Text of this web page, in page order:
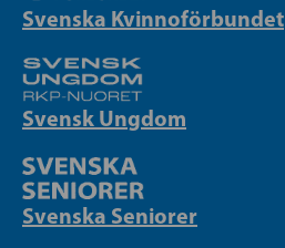
Svenska Kvinnoförbundet
Svensk Ungdom
Svenska Seniorer